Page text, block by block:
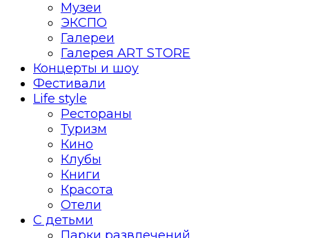
Музеи
ЭКСПО
Галереи
Галерея ART STORE
Концерты и шоу
Фестивали
Life style
Рестораны
Туризм
Кино
Клубы
Книги
Красота
Отели
С детьми